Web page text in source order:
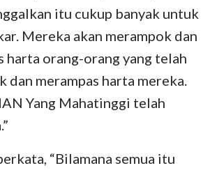
itu cukup banyak untuk
Mereka akan merampok dan
harta orang-orang yang telah
dan merampas harta mereka.
Yang Mahatinggi telah
“Bilamana semua itu